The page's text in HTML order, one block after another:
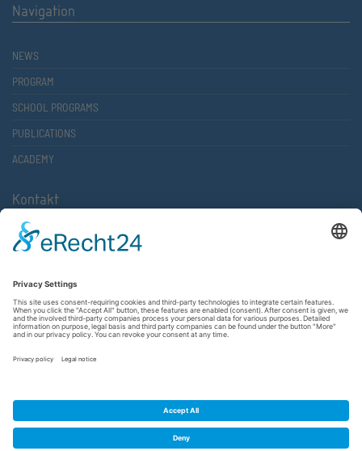
Navigation
NEWS
PROGRAM
SCHOOL PROGRAMS
PUBLICATIONS
ACADEMY
Kontakt
Atlantische Akademie Rheinland-Pfalz e.V.
67657 Kaiserslautern
FON 0631 36610-0
FAX 0631 36610-15
©2026 Atlantische Akademie Rheinland-Pfalz e. V. |
Terms and Conditions